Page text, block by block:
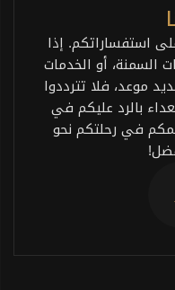
استفساراتكم. إذا
السمنة، أو الخدمات
موعد، فلا تترددوا
بالرد عليكم في
في رحلتكم نحو